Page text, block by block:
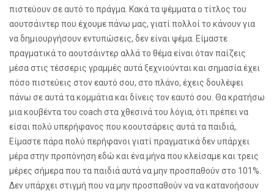
πιστεύουν σε αυτό το πράγμα. Κακά τα ψέμματα ο τίτλος του
αουτσάιντερ που έχουμε πάνω μας, γιατί πολλοί το κάνουν για
να δημιουργήσουν εντυπώσεις, δεν είναι ψέμα. Είμαστε
πραγματικά το αουτσάιντερ αλλά το θέμα είναι όταν παίζεις
μέσα στις τέσσερις γραμμές αυτά ξεχνιούνται και σημασία έχει
πόσο πιστεύεις στον εαυτό σου, στο πλάνο, έχεις δουλέψει
πάνω σε αυτά τα κομμάτια και δίνεις τον εαυτό σου. Θα κρατήσω
μια κουβέντα του coach στα χθεσινά του λόγια, ότι πρέπει να
είσαι πολύ υπερήφανος που κοουτσάρεις αυτά τα παιδιά,.
Είμαστε πάρα πολύ περήφανοι γιατί πραγματικά δεν υπάρχει
μέρα στην προπόνηση εδώ και ένα μήνα που κλείσαμε και τρεις
μέρες σήμερα που τα παιδιά αυτά να μην προσπαθούν στο 101%.
Δεν υπάρχει στιγμή που να μην προσπαθούν να να κατανοήσουν